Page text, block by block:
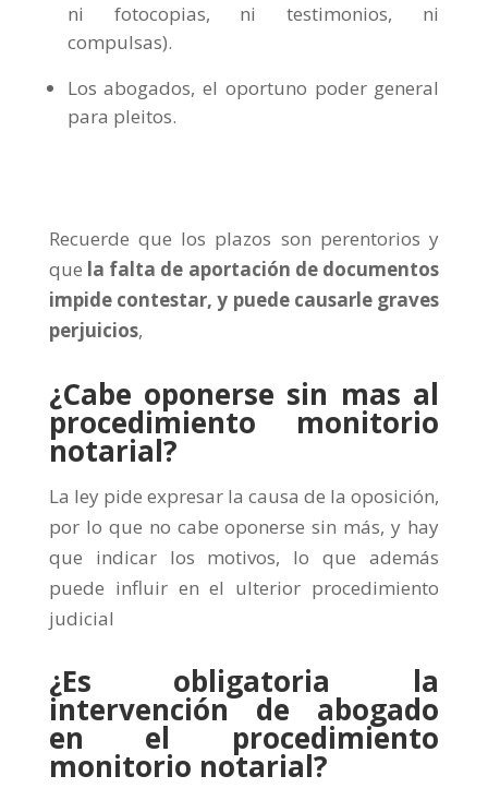
ni fotocopias, ni testimonios, ni
compulsas).
Los abogados, el oportuno poder general
para pleitos.
Recuerde que los plazos son perentorios y
que la falta de aportación de documentos
impide contestar, y puede causarle graves
perjuicios,
¿Cabe oponerse sin mas al
procedimiento monitorio
notarial?
La ley pide expresar la causa de la oposición,
por lo que no cabe oponerse sin más, y hay
que indicar los motivos, lo que además
puede influir en el ulterior procedimiento
judicial
¿Es obligatoria la
intervención de abogado
en el procedimiento
monitorio notarial?